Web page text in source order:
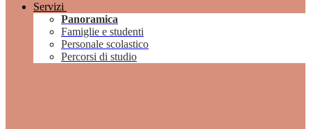
Servizi
Panoramica
Famiglie e studenti
Personale scolastico
Percorsi di studio